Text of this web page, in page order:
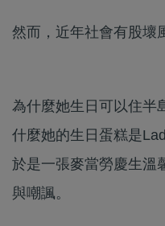
然而，近年社會有股壞
為什麼她生日可以住半
什麼她的生日蛋糕是
於是一張麥當勞慶生溫
與嘲諷。